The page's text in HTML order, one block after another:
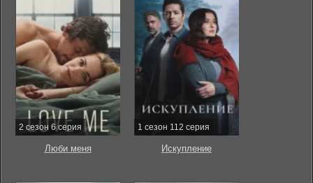
2 сезон 6 серия
Люби меня
1 сезон 112 серия
Искупление